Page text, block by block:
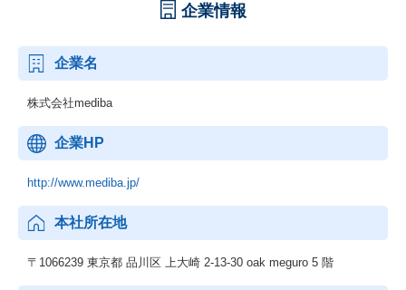
企業情報
企業名
株式会社mediba
企業HP
http://www.mediba.jp/
本社所在地
〒1066239 東京都 品川区 上大崎 2-13-30 oak meguro 5 階